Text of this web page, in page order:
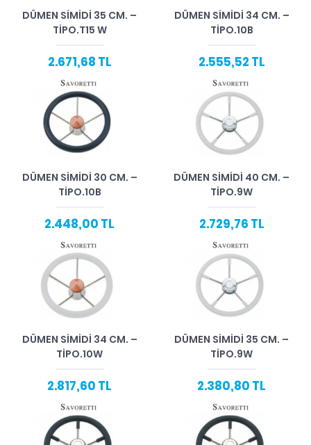
DÜMEN SIMIDI 35 CM. –
TIPO.T15 W
2.671,68 TL
DÜMEN SIMIDI 34 CM. –
TIPO.10B
2.555,52 TL
DÜMEN SIMIDI 30 CM. –
TIPO.10B
2.448,00 TL
DÜMEN SIMIDI 40 CM. –
TIPO.9W
2.729,76 TL
DÜMEN SIMIDI 34 CM. –
TIPO.10W
2.817,60 TL
DÜMEN SIMIDI 35 CM. –
TIPO.9W
2.380,80 TL